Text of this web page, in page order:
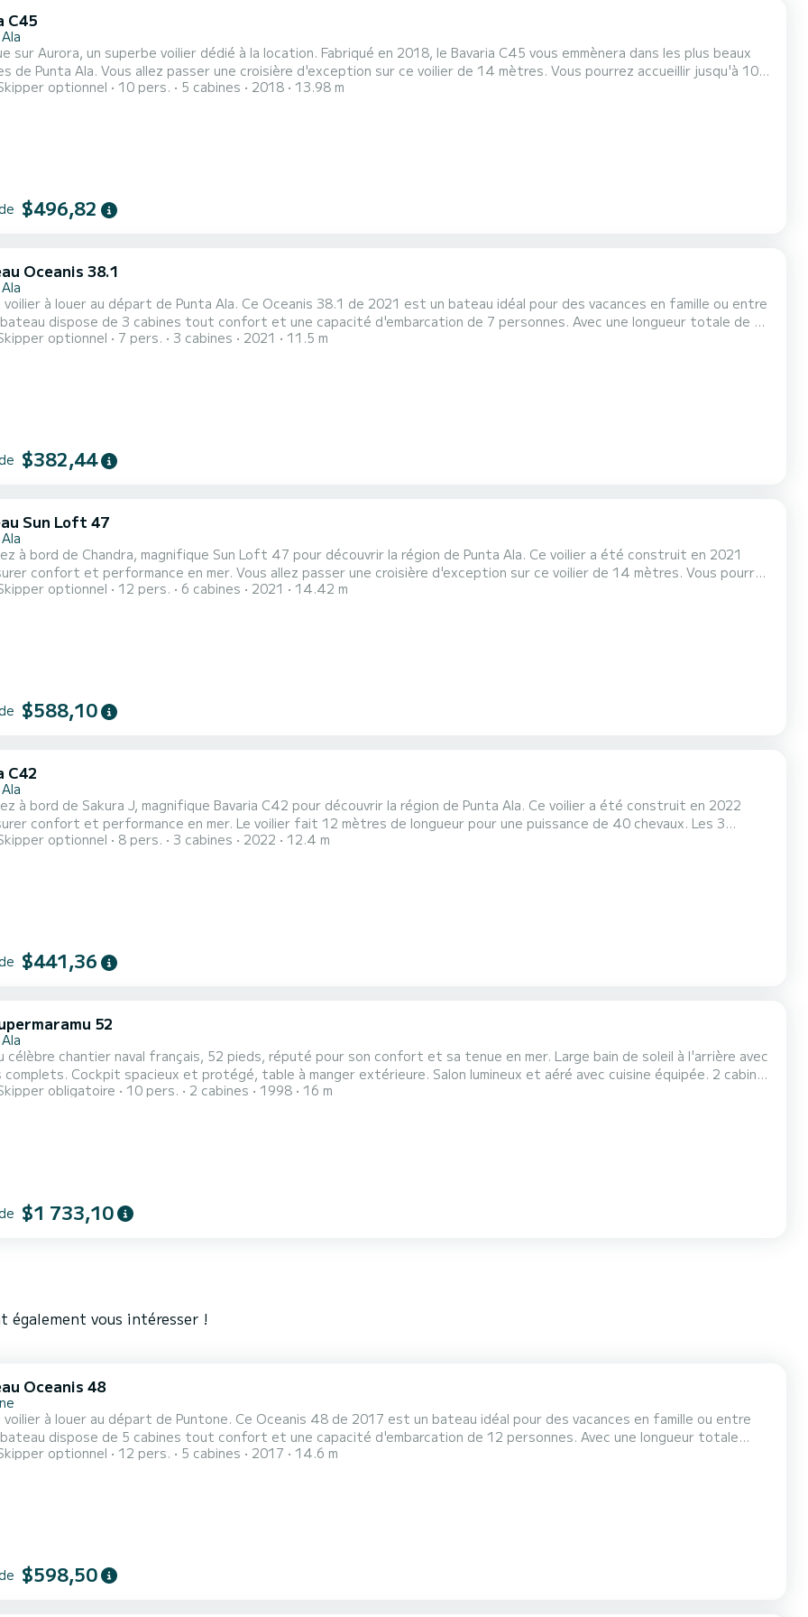
C45
sur Aurora, un superbe voilier dédié à la location. Fabriqué en 2018, le Bavaria C45 vous emmènera dans les plus beaux
d'exception sur ce voilier de 14 mètres. Vous pourrez accueillir jusqu'à 10
et profiter de ses 5 cabines tout confort. Ce Bavaria C45 est pourvu de 1 toilette avec douche. Il
optionnel 10 pers. 5 cabines 2018 13.98 m
$496,82
Oceanis 38.1
voilier à louer au départ de Punta Ala. Ce Oceanis 38.1 de 2021 est un bateau idéal pour des vacances en famille ou entre
une puissance de 58 chevaux, il sera votre meilleur allié pour passer des vacances extraordinaires sur l'eau dans les
optionnel 7 pers. 3 cabines 2021 11.5 m
$382,44
Sun Loft 47
à bord de Chandra, magnifique Sun Loft 47 pour découvrir la région de Punta Ala. Ce voilier a été construit en 2021
en mer. Vous allez passer une croisière d'exception sur ce voilier de 14 mètres. Vous pourrez
12 personnes en navigation et profiter de ses 6 cabines tout confort. Pour votre confort, Chandra possède 1
optionnel 12 pers. 6 cabines 2021 14.42 m
$588,10
C42
à bord de Sakura J, magnifique Bavaria C42 pour découvrir la région de Punta Ala. Ce voilier a été construit en 2022
en mer. Le voilier fait 12 mètres de longueur pour une puissance de 40 chevaux. Les 3
d'accueillir 8 personnes en navigation croisière. Pour votre confort, Sakura J possède 2 toilettes avec douche
optionnel 8 pers. 3 cabines 2022 12.4 m
$441,36
52
célèbre chantier naval français, 52 pieds, réputé pour son confort et sa tenue en mer. Large bain de soleil à l'arrière avec
complets. Cockpit spacieux et protégé, table à manger extérieure. Salon lumineux et aéré avec cuisine équipée. 2 cabines
Parfait pour : Sorties quotidiennes jusqu'à 10 invités. Croisières de plusieurs jours avec hébergement pour un maximum de
obligatoire 10 pers. 2 cabines 1998 16 m
$1 733,10
également vous intéresser !
Oceanis 48
voilier à louer au départ de Puntone. Ce Oceanis 48 de 2017 est un bateau idéal pour des vacances en famille ou entre
et une puissance de 80 chevaux, il sera votre meilleur allié pour passer des vacances extraordinaires sur l'eau dans
optionnel 12 pers. 5 cabines 2017 14.6 m
$598,50